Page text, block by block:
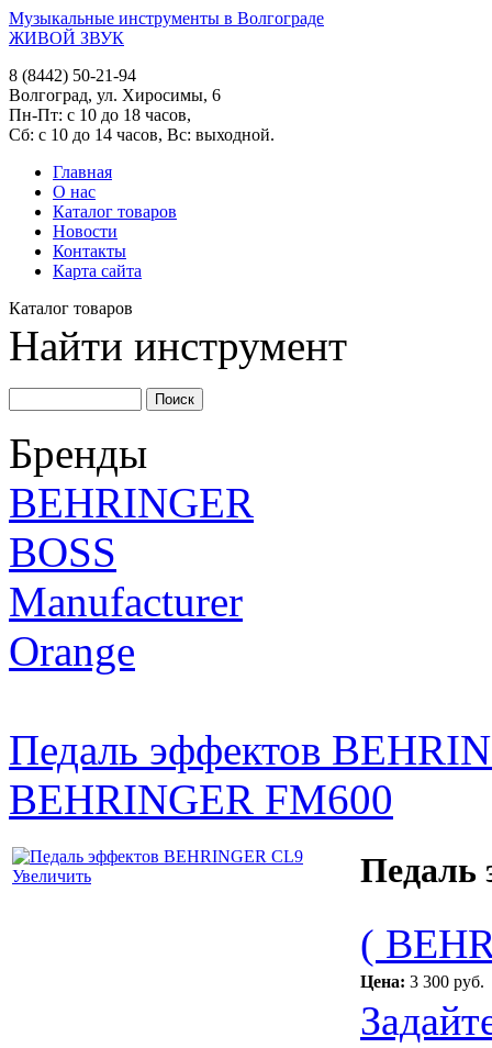
Музыкальные инструменты в Волгограде
ЖИВОЙ ЗВУК
8 (8442) 50-21-94
Волгоград, ул. Хиросимы, 6
Пн-Пт: с 10 до 18 часов,
Сб: с 10 до 14 часов, Вс: выходной.
Главная
О нас
Каталог товаров
Новости
Контакты
Карта сайта
Каталог товаров
Найти инструмент
Бренды
BEHRINGER
BOSS
Manufacturer
Orange
Педаль эффектов
BEHRINGER FM600
Увеличить Педаль
(
Цена: 3 300 руб.